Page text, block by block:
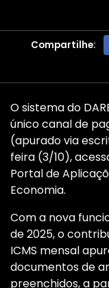
Compartilhe:
O sistema do
único canal de
(apurado via
feira (3/10),
Portal de
Economia.
Com a nova
de 2025, o
ICMS mensal
documentos de
preenchidos, a